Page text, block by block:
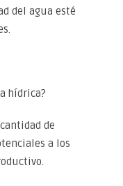
del agua esté
hídrica?
de
a los